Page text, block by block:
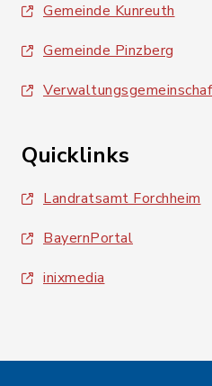
Gemeinde Kunreuth
Gemeinde Pinzberg
Quicklinks
Landratsamt Forchheim
BayernPortal
inixmedia